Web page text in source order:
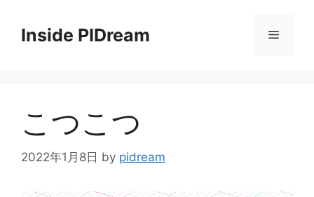
Inside PIDream メ
こつこつ
2022年1月8日 by pidream